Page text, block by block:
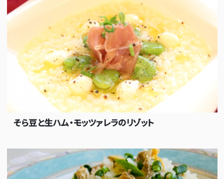
そら豆と生ハム・モッツァレラのリゾット